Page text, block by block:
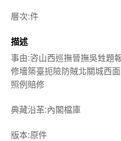
層次:件
描述
事由:咨山西巡撫晉撫吳甡題
修墻築臺扼險防賊北關城西
照例賠修
典藏沿革:內閣檔庫
版本:原件